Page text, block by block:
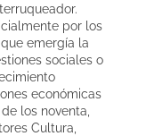
por los
emergía la
sociales o
económicas
los noventa,
Cultura,